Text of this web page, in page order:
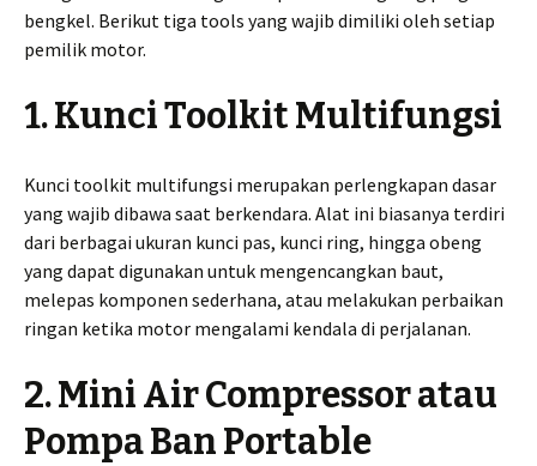
bengkel. Berikut tiga tools yang wajib dimiliki oleh setiap
pemilik motor.
1. Kunci Toolkit Multifungsi
Kunci toolkit multifungsi merupakan perlengkapan dasar
yang wajib dibawa saat berkendara. Alat ini biasanya terdiri
dari berbagai ukuran kunci pas, kunci ring, hingga obeng
yang dapat digunakan untuk mengencangkan baut,
melepas komponen sederhana, atau melakukan perbaikan
ringan ketika motor mengalami kendala di perjalanan.
2. Mini Air Compressor atau
Pompa Ban Portable